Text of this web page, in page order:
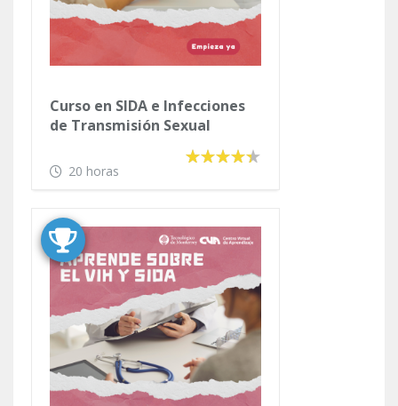
Curso en SIDA e Infecciones
de Transmisión Sexual
20 horas